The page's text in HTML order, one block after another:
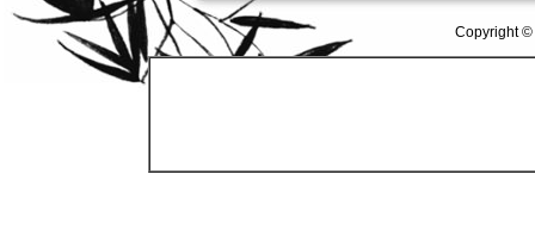
Copyright ©